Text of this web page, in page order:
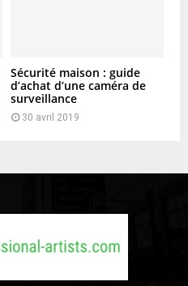
Sécurité maison : guide
d’achat d’une caméra de
surveillance
30 avril 2019